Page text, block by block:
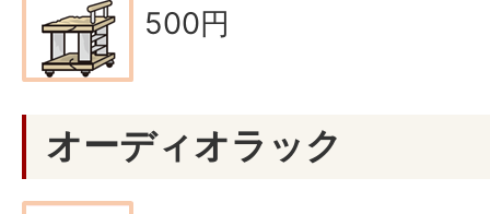
500円
オーディオラック